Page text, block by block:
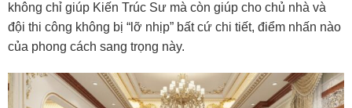
không chỉ giúp Kiến Trúc Sư mà còn giúp cho chủ nhà và
đội thi công không bị “lỡ nhịp” bất cứ chi tiết, điểm nhấn nào
của phong cách sang trọng này.